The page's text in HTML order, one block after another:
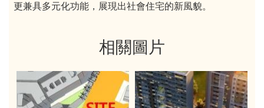
更兼具多元化功能，展現出社會住宅的新風貌。
相關圖片